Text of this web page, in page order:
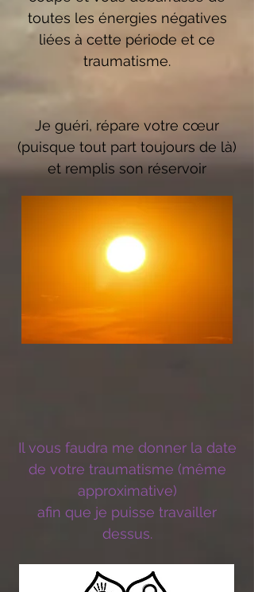
toutes les énergies négatives
liées à cette période et ce
traumatisme.
Je guéri, répare votre cœur
(puisque tout part toujours de là)
et remplis son réservoir
Il vous faudra me donner la date
de votre traumatisme (même
approximative)
afin que je puisse travailler
dessus.